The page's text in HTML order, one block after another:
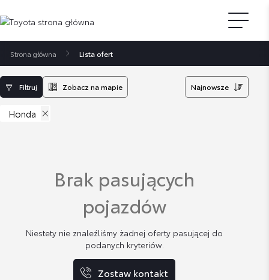
Strona główna Lista ofert
Filtruj Zobacz na mapie Najnowsze
Honda
Brak pasujących
pojazdów
Niestety nie znaleźliśmy żadnej oferty pasującej do
podanych kryteriów.
Zostaw kontakt